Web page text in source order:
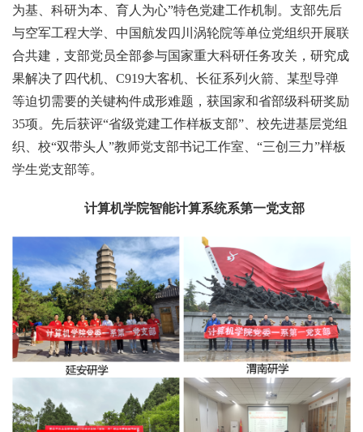
为基、科研为本、育人为心”特色党建工作机制。支部先后
与空军工程大学、中国航发四川涡轮院等单位党组织开展联
合共建，支部党员全部参与国家重大科研任务攻关，研究成
果解决了四代机、C919大客机、长征系列火箭、某型导弹
等迫切需要的关键构件成形难题，获国家和省部级科研奖励
35项。先后获评“省级党建工作样板支部”、校先进基层党组
织、校“双带头人”教师党支部书记工作室、“三创三力”样板
学生党支部等。
计算机学院智能计算系统系第一党支部